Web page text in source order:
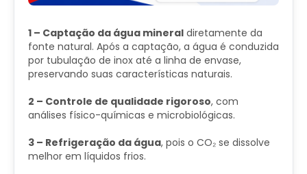
1 – Captação da água mineral diretamente da
fonte natural. Após a captação, a água é conduzida
por tubulação de inox até a linha de envase,
preservando suas características naturais.
2 – Controle de qualidade rigoroso, com
análises físico-químicas e microbiológicas.
3 – Refrigeração da água, pois o CO₂ se dissolve
melhor em líquidos frios.